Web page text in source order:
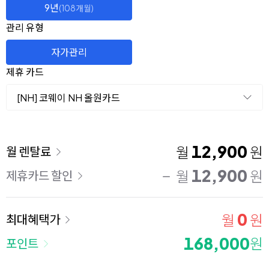
9년(108개월)
관리 유형
자가관리
제휴 카드
[NH] 코웨이 NH 올원카드
이용 요금
월 렌탈료 월 12,900 원
제휴카드 할인 월 12,900 원
최대혜택가 월 0 원
포인트 168,000원